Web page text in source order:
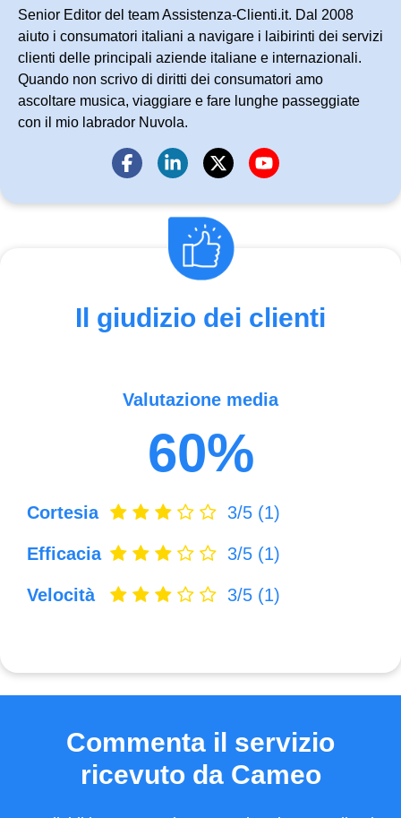
Senior Editor del team Assistenza-Clienti.it. Dal 2008
aiuto i consumatori italiani a navigare i laibirinti dei servizi
clienti delle principali aziende italiane e internazionali.
Quando non scrivo di diritti dei consumatori amo
ascoltare musica, viaggiare e fare lunghe passeggiate
con il mio labrador Nuvola.
Il giudizio dei clienti
Valutazione media
60%
Cortesia 3/5 (1)
Efficacia 3/5 (1)
Velocità 3/5 (1)
Commenta il servizio
ricevuto da Cameo